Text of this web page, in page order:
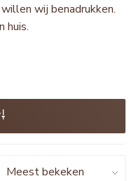
wij benadrukken.
huis.